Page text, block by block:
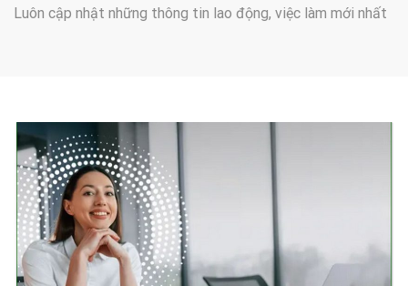
Luôn cập nhật những thông tin lao động, việc làm mới nhất